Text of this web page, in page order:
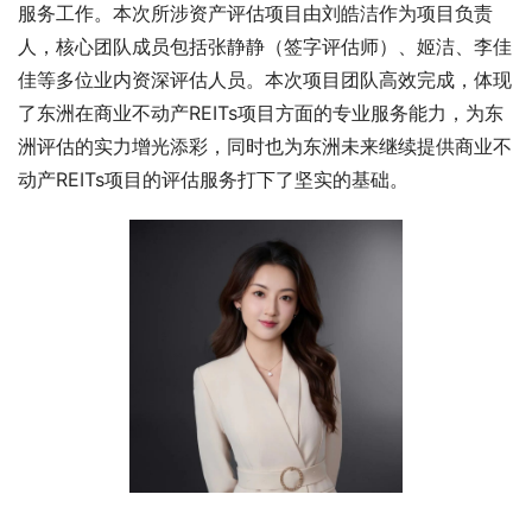
服务工作。本次所涉资产评估项目由刘皓洁作为项目负责
人，核心团队成员包括张静静（签字评估师）、姬洁、李佳
佳等多位业内资深评估人员。本次项目团队高效完成，体现
了东洲在商业不动产REITs项目方面的专业服务能力，为东
洲评估的实力增光添彩，同时也为东洲未来继续提供商业不
动产REITs项目的评估服务打下了坚实的基础。